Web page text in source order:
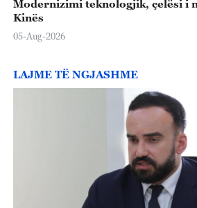
Modernizimi teknologjik, çelësi i
Kinës
05-Aug-2026
LAJME TË NGJASHME